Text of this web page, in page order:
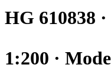
HG 610838
1:200 ·